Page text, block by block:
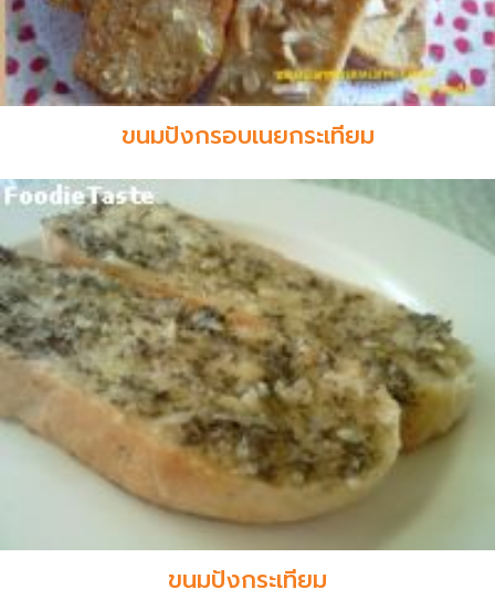
ขนมปังกรอบเนยกระเทียม
ขนมปังกระเทียม